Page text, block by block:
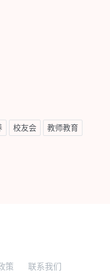
校友会 教师教育
策 联系我们